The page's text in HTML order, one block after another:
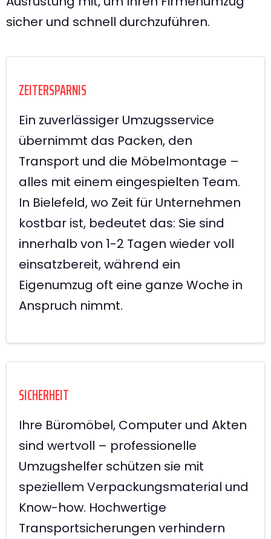
sicher und schnell durchzuführen.
ZEITERSPARNIS
Ein zuverlässiger Umzugsservice
übernimmt das Packen, den
Transport und die Möbelmontage –
alles mit einem eingespielten Team.
In Bielefeld, wo Zeit für Unternehmen
kostbar ist, bedeutet das: Sie sind
innerhalb von 1-2 Tagen wieder voll
einsatzbereit, während ein
Eigenumzug oft eine ganze Woche in
Anspruch nimmt.
SICHERHEIT
Ihre Büromöbel, Computer und Akten
sind wertvoll – professionelle
Umzugshelfer schützen sie mit
speziellem Verpackungsmaterial und
Know-how. Hochwertige
Transportsicherungen verhindern